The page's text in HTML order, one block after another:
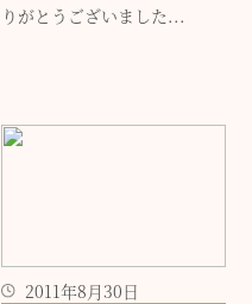
りがとうございました...
2011年8月30日